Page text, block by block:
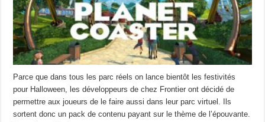
Parce que dans tous les parc réels on lance bientôt les festivités
pour Halloween, les développeurs de chez Frontier ont décidé de
permettre aux joueurs de le faire aussi dans leur parc virtuel. Ils
sortent donc un pack de contenu payant sur le thème de l’épouvante.